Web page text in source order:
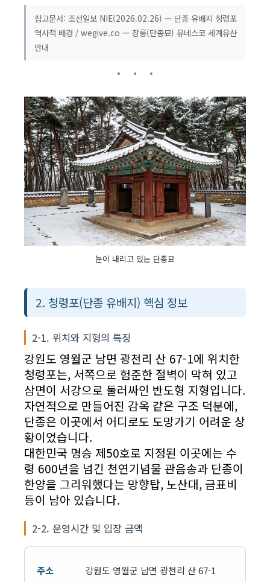
참고문서: 조선일보 NIE(2026.02.26) — 단종 유배지 청령포
역사적 배경 / wegive.co — 장릉(단종묘) 유네스코 세계유산
안내
눈이 내리고 있는 단종묘
2. 청령포(단종 유배지) 핵심 정보
2-1. 위치와 지형의 특징
강원도 영월군 남면 광천리 산 67-1에 위치한
청령포는, 서쪽으로 험준한 절벽이 막혀 있고
삼면이 서강으로 둘러싸인 반도형 지형입니다.
자연적으로 만들어진 감옥 같은 구조 덕분에,
단종은 이곳에서 어디로도 도망가기 어려운 상
황이었습니다.
대한민국 명승 제50호로 지정된 이곳에는 수
령 600년을 넘긴 천연기념물 관음송과 단종이
한양을 그리워했다는 망향탑, 노산대, 금표비
등이 남아 있습니다.
2-2. 운영시간 및 입장 금액
주소 강원도 영월군 남면 광천리 산 67-1